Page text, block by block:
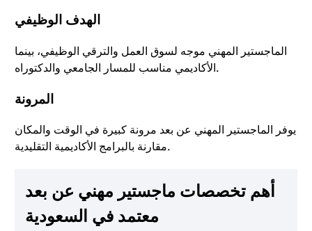
الهدف الوظيفي
الماجستير المهني موجه لسوق العمل والترقي الوظيفي، بينما
الأكاديمي مناسب للمسار الجامعي والدكتوراه.
المرونة
يوفر الماجستير المهني عن بعد مرونة كبيرة في الوقت والمكان
مقارنة بالبرامج الأكاديمية التقليدية.
أهم تخصصات ماجستير مهني عن بعد
معتمد في السعودية